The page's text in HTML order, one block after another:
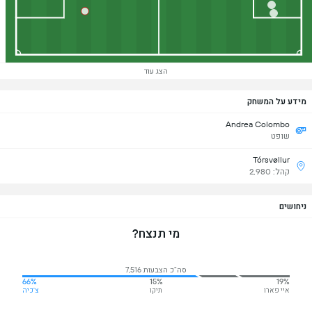
הצג עוד
מידע על המשחק
Andrea Colombo
שופט
Tórsvøllur
קהל: 2,980
ניחושים
מי תנצח?
סה"כ הצבעות 7,516
19%
איי פארו
15%
תיקו
66%
צ'כיה